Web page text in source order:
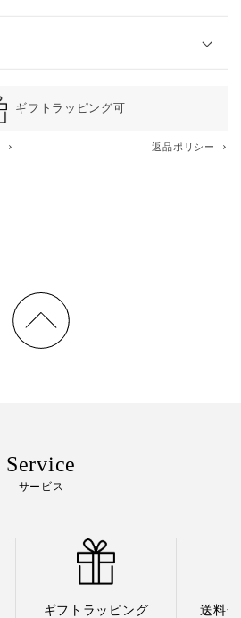
ギフトラッピング可
› 返品ポリシー ›
Service
サービス
ギフトラッピング 送料